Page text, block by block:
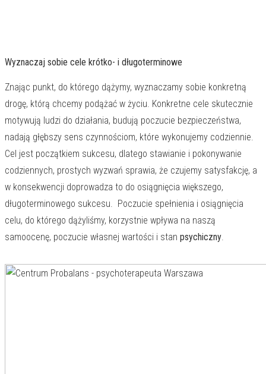
Wyznaczaj sobie cele krótko- i długoterminowe
Znając punkt, do którego dążymy, wyznaczamy sobie konkretną
drogę, którą chcemy podążać w życiu. Konkretne cele skutecznie
motywują ludzi do działania, budują poczucie bezpieczeństwa,
nadają głębszy sens czynnościom, które wykonujemy codziennie.
Cel jest początkiem sukcesu, dlatego stawianie i pokonywanie
codziennych, prostych wyzwań sprawia, że czujemy satysfakcję, a
w konsekwencji doprowadza to do osiągnięcia większego,
długoterminowego sukcesu. Poczucie spełnienia i osiągnięcia
celu, do którego dążyliśmy, korzystnie wpływa na naszą
samoocenę, poczucie własnej wartości i stan psychiczny.